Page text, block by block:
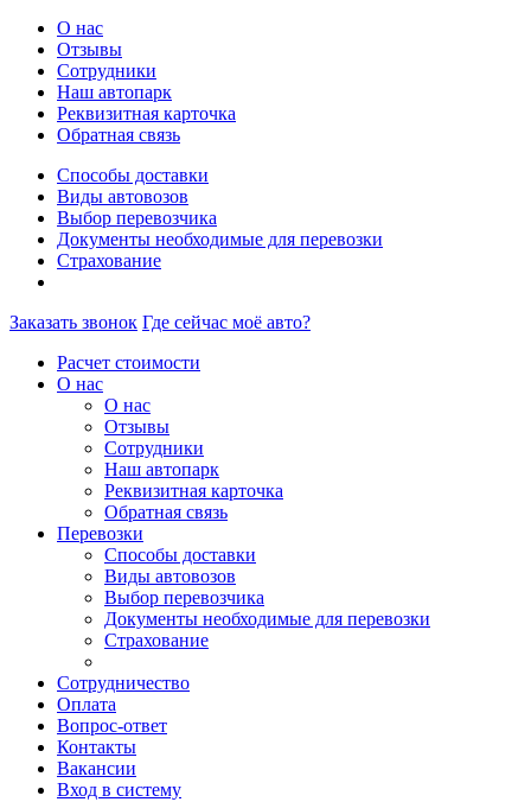
О нас
Отзывы
Сотрудники
Наш автопарк
Реквизитная карточка
Обратная связь
Способы доставки
Виды автовозов
Выбор перевозчика
Документы необходимые для перевозки
Страхование
Заказать звонок Где сейчас моё авто?
Расчет стоимости
О нас
О нас
Отзывы
Сотрудники
Наш автопарк
Реквизитная карточка
Обратная связь
Перевозки
Способы доставки
Виды автовозов
Выбор перевозчика
Документы необходимые для перевозки
Страхование
Сотрудничество
Оплата
Вопрос-ответ
Контакты
Вакансии
Вход в систему